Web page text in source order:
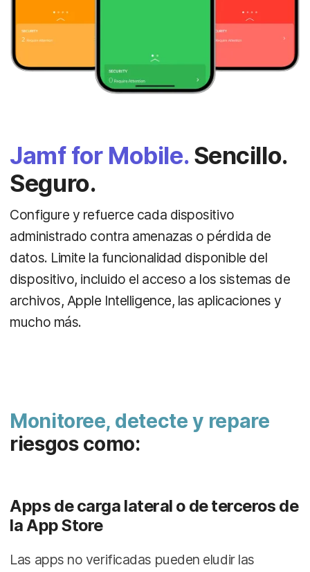
Jamf for Mobile.Sencillo.
Seguro.
Configure y refuerce cada dispositivo
administrado contra amenazas o pérdida de
datos. Limite la funcionalidad disponible del
dispositivo, incluido el acceso a los sistemas de
archivos, Apple Intelligence, las aplicaciones y
mucho más.
Monitoree, detecte y repare
riesgos como:
Apps de carga lateral o de terceros de
la App Store
Las apps no verificadas pueden eludir las